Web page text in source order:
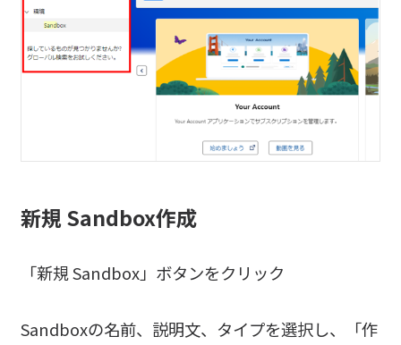
新規 Sandbox作成
「新規 Sandbox」ボタンをクリック
Sandboxの名前、説明文、タイプを選択し、「作